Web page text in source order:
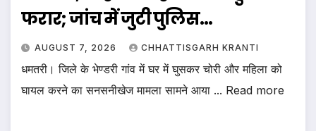
फरार; जांच में जुटी पुलिस…
AUGUST 7, 2026 CHHATTISGARH KRANTI
धमतरी। जिले के भेण्डरी गांव में घर में घुसकर चोरी और महिला को
घायल करने का सनसनीखेज मामला सामने आया ... Read more